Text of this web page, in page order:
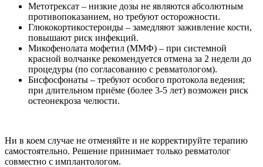
Метотрексат – низкие дозы не являются абсолютным
противопоказанием, но требуют осторожности.
Глюкокортикостероиды – замедляют заживление кости,
повышают риск инфекций.
Микофенолата мофетил (ММФ) – при системной
красной волчанке рекомендуется отмена за 2 недели до
процедуры (по согласованию с ревматологом).
Бисфосфонаты – требуют особого протокола ведения;
при длительном приёме (более 3-5 лет) возможен риск
остеонекроза челюсти.
Ни в коем случае не отменяйте и не корректируйте терапию
самостоятельно. Решение принимает только ревматолог
совместно с имплантологом.